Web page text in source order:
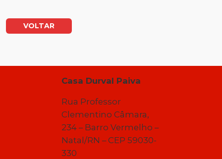
VOLTAR
Casa Durval Paiva
Rua Professor
Clementino Câmara,
234 – Barro Vermelho –
Natal/RN – CEP 59030-
330